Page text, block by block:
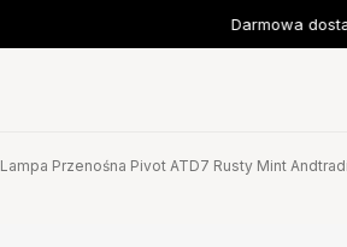
Darmowa
Lampa Przenośna Pivot ATD7 Rusty Mint